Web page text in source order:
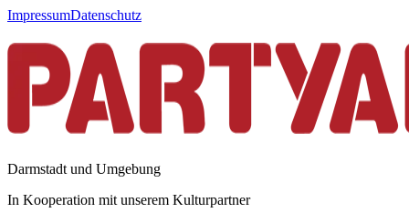
ImpressumDatenschutz
Darmstadt und Umgebung
In Kooperation mit unserem Kulturpartner